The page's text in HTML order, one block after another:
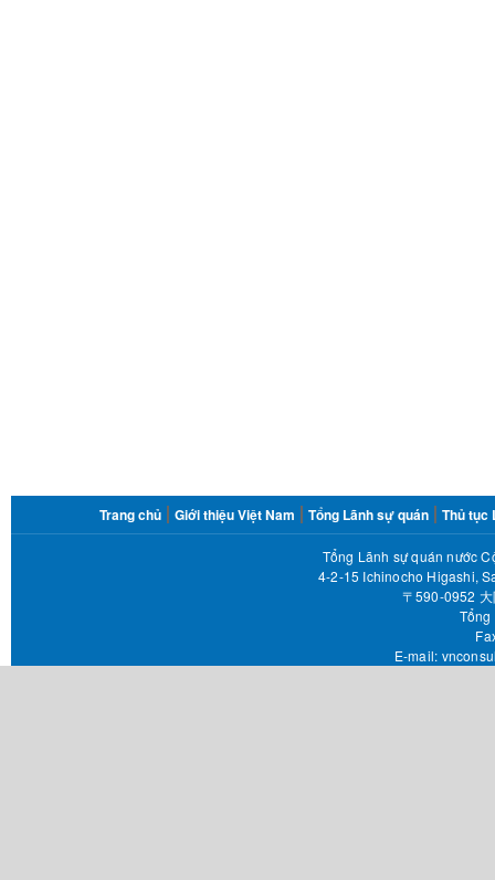
MENU
Trang chủ Giới thiệu Việt Nam Tổng Lãnh sự quán Thủ tục
Tổng Lãnh sự quán nước
4-2-15 Ichinocho Higashi,
〒590-0952
E-mail: